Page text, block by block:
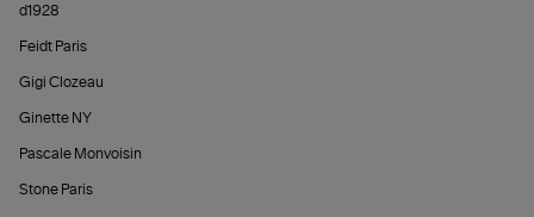
d1928
Feidt Paris
Gigi Clozeau
Ginette NY
Pascale Monvoisin
Stone Paris